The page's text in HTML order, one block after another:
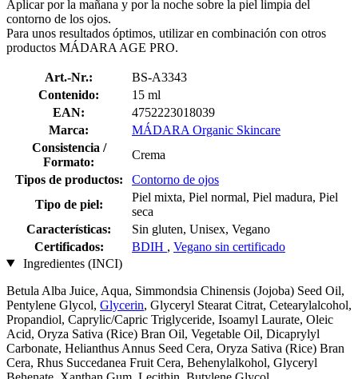
Aplicar por la mañana y por la noche sobre la piel limpia del
contorno de los ojos.
Para unos resultados óptimos, utilizar en combinación con otros
productos MÁDARA AGE PRO.
Art.-Nr.:
BS-A3343
Contenido:
15 ml
EAN:
4752223018039
Marca:
MÁDARA Organic Skincare
Consistencia /
Formato:
Crema
Tipos de productos:
Contorno de ojos
Tipo de piel:
Piel mixta, Piel normal, Piel madura, Piel
seca
Características:
Sin gluten, Unisex, Vegano
Certificados:
BDIH , Vegano sin certificado
Ingredientes (INCI)
Betula Alba Juice, Aqua, Simmondsia Chinensis (Jojoba) Seed Oil,
Pentylene Glycol, Glycerin, Glyceryl Stearat Citrat, Cetearylalcohol,
Propandiol, Caprylic/Capric Triglyceride, Isoamyl Laurate, Oleic
Acid, Oryza Sativa (Rice) Bran Oil, Vegetable Oil, Dicaprylyl
Carbonate, Helianthus Annus Seed Cera, Oryza Sativa (Rice) Bran
Cera, Rhus Succedanea Fruit Cera, Behenylalkohol, Glyceryl